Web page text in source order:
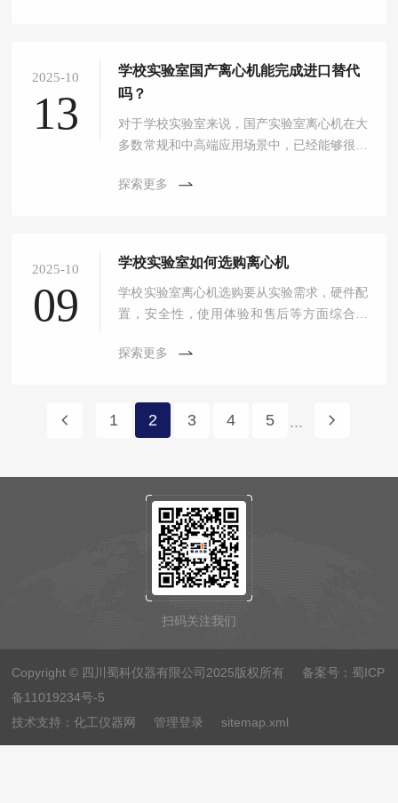
2025-10
13
学校实验室国产离心机能完成进口替代
吗？
对于学校实验室来说，国产实验室离心机在大
多数常规和中高端应用场景中，已经能够很好
探索更多
2025-10
09
学校实验室如何选购离心机
学校实验室离心机选购要从实验需求，硬件配
置，安全性，使用体验和售后等方面综合考
探索更多
1 2 3 4 5 ...
扫码关注我们
Copyright © 四川蜀科仪器有限公司2025版权所有 备案号： 蜀ICP
备11019234号-5
技术支持：化工仪器网 管理登录 sitemap.xml